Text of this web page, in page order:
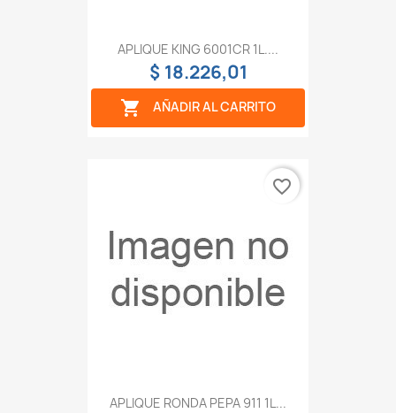
APLIQUE KING 6001CR 1L....
$ 18.226,01
 AÑADIR AL CARRITO
APLIQUE RONDA PEPA 911 1L...
favorite_border